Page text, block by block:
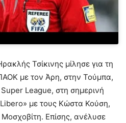
Τσίκινης μίλησε για τη
με τον Άρη, στην Τούμπα,
League, στη σημερινή
με τους Κώστα Κούση,
Επίσης, ανέλυσε